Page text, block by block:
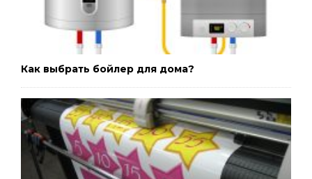
Как выбрать бойлер для дома?